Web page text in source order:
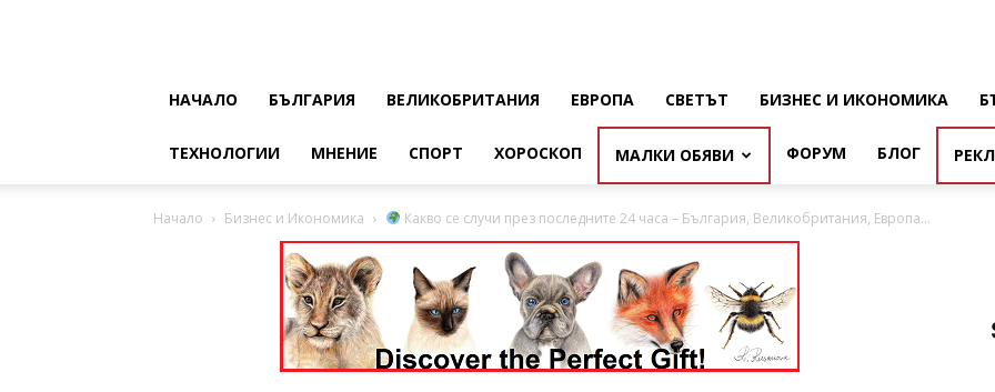
НАЧАЛО БЪЛГАРИЯ ВЕЛИКОБРИТАНИЯ ЕВРОПА СВЕТЪТ БИЗНЕС И ИКОНОМИКА
ТЕХНОЛОГИИ МНЕНИЕ СПОРТ ХОРОСКОП МАЛКИ ОБЯВИ ФОРУМ БЛОГ
Начало Бизнес и Икономика Какво се случи през последните 24 часа – България, Великобритания, Европа...